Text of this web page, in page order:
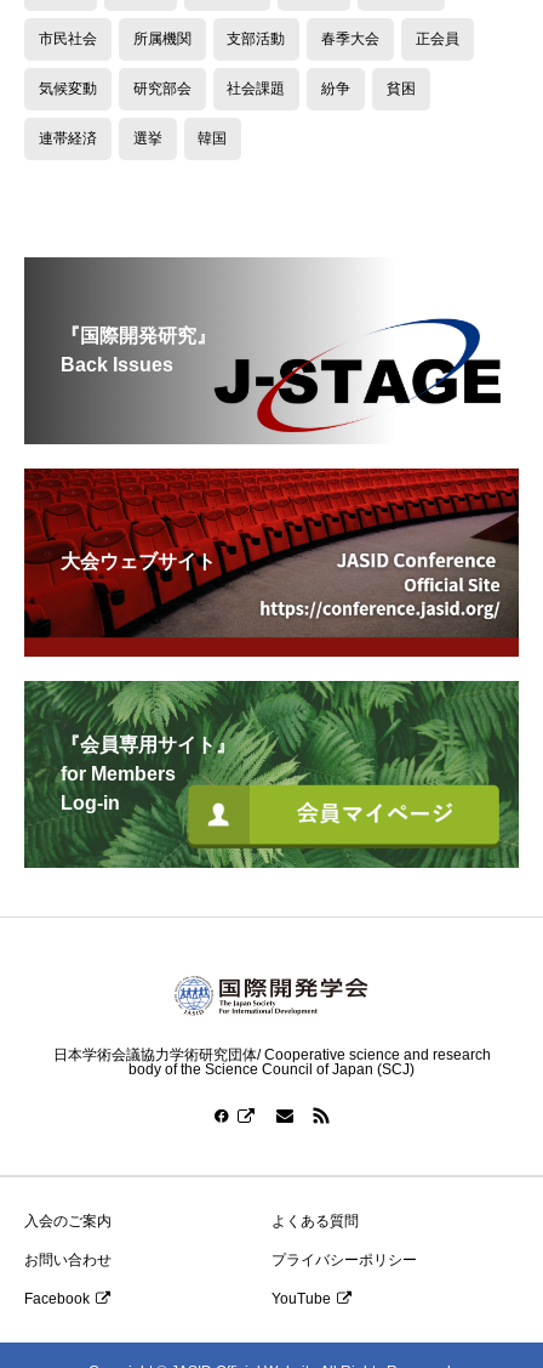
市民社会 所属機関 支部活動 春季大会 正会員
気候変動 研究部会 社会課題 紛争 貧困
連帯経済 選挙 韓国
『国際開発研究』
Back Issues
大会ウェブサイト
『会員専用サイト』
for Members
Log-in
日本学術会議協力学術研究団体/ Cooperative science and research
body of the Science Council of Japan (SCJ)
入会のご案内 よくある質問
お問い合わせ プライバシーポリシー
Facebook YouTube